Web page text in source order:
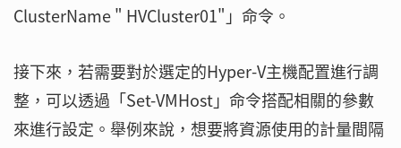
ClusterName " HVCluster01"」命令。
接下來，若需要對於選定的Hyper-V主機配置進行調
整，可以透過「Set-VMHost」命令搭配相關的參數
來進行設定。舉例來說，想要將資源使用的計量間隔